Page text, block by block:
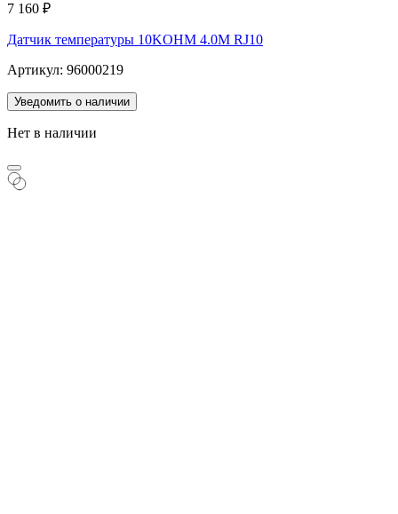
7 160 ₽
Датчик температуры 10KOHM 4.0M RJ10
Артикул: 96000219
Уведомить о наличии
Нет в наличии